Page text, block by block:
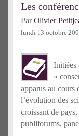
Les
ParOlivier
lundi 13 octobre
Initiées
«
apparus au cours
l’évolution des
croissant de
publiforums,